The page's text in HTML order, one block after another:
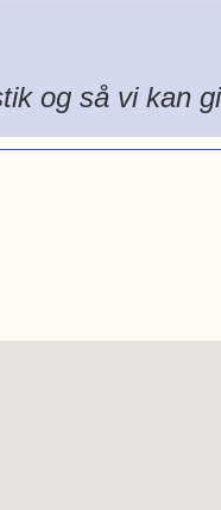
og så vi kan